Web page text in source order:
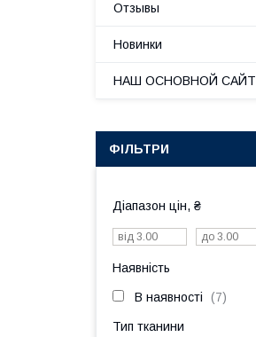
Отзывы
Новинки
НАШ ОСНОВНОЙ САЙТ
ФІЛЬТРИ
Діапазон цін, ₴
Наявність
В наявності 7
Тип тканини